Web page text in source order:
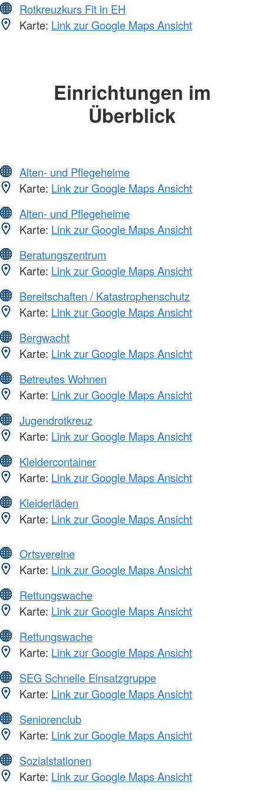
Rotkreuzkurs Fit in EH
Karte: Link zur Google Maps Ansicht
Einrichtungen im
Überblick
Alten- und Pflegeheime
Karte: Link zur Google Maps Ansicht
Alten- und Pflegeheime
Karte: Link zur Google Maps Ansicht
Beratungszentrum
Karte: Link zur Google Maps Ansicht
Bereitschaften / Katastrophenschutz
Karte: Link zur Google Maps Ansicht
Bergwacht
Karte: Link zur Google Maps Ansicht
Betreutes Wohnen
Karte: Link zur Google Maps Ansicht
Jugendrotkreuz
Karte: Link zur Google Maps Ansicht
Kleidercontainer
Karte: Link zur Google Maps Ansicht
Kleiderläden
Karte: Link zur Google Maps Ansicht
Ortsvereine
Karte: Link zur Google Maps Ansicht
Rettungswache
Karte: Link zur Google Maps Ansicht
Rettungswache
Karte: Link zur Google Maps Ansicht
SEG Schnelle Einsatzgruppe
Karte: Link zur Google Maps Ansicht
Seniorenclub
Karte: Link zur Google Maps Ansicht
Sozialstationen
Karte: Link zur Google Maps Ansicht